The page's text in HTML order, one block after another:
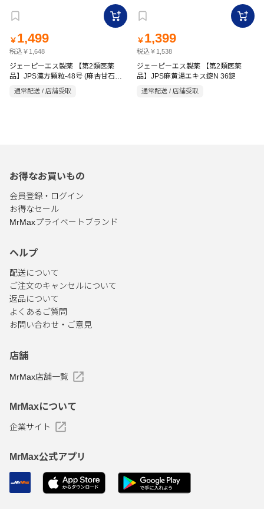
￥ 1,499
税込￥1,648
ジェーピーエス製薬 【第2類医薬
品】JPS漢方顆粒-48号 (麻杏甘石湯)
12包
通常配送 / 店舗受取
￥ 1,399
税込￥1,538
ジェーピーエス製薬 【第2類医薬
品】JPS麻黄湯エキス錠N 36錠
通常配送 / 店舗受取
お得なお買いもの
会員登録・ログイン
お得なセール
MrMaxプライベートブランド
ヘルプ
配送について
ご注文のキャンセルについて
返品について
よくあるご質問
お問い合わせ・ご意見
店舗
MrMax店舗一覧
MrMaxについて
企業サイト
MrMax公式アプリ